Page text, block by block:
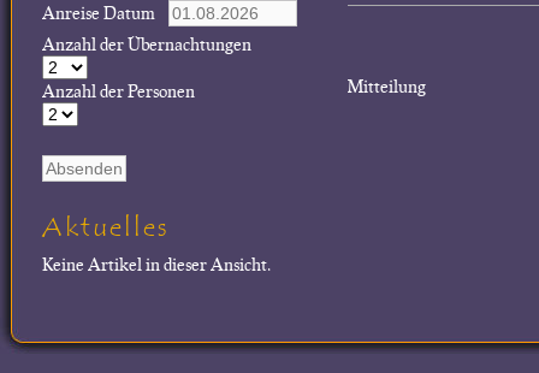
Mitteilung
Anreise Datum
Anzahl der Übernachtungen
Anzahl der Personen
Aktuelles
Keine Artikel in dieser Ansicht.